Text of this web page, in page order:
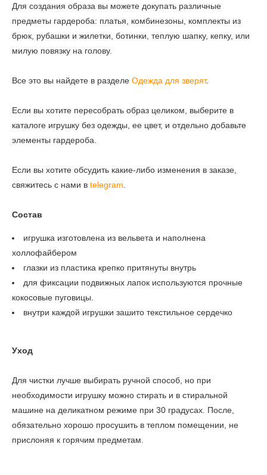
Для создания образа вы можете докупать различные
предметы гардероба: платья, комбинезоны, комплекты из
брюк, рубашки и жилетки, ботинки, теплую шапку, кепку, или
милую повязку на голову.
Все это вы найдете в разделе Одежда для зверят.
Если вы хотите пересобрать образ целиком, выберите в
каталоге игрушку без одежды, ее цвет, и отдельно добавьте
элементы гардероба.
Если вы хотите обсудить какие-либо изменения в заказе,
свяжитесь с нами в telegram
Состав
игрушка изготовлена из вельвета и наполнена
холлофайбером
глазки из пластика крепко притянуты внутрь
для фиксации подвижных лапок используются прочные
кокосовые пуговицы.
внутри каждой игрушки зашито текстильное сердечко
Уход
Для чистки лучше выбирать ручной способ, но при
необходимости игрушку можно стирать и в стиральной
машине на деликатном режиме при 30 градусах. После,
обязательно хорошо просушить в теплом помещении, не
прислоняя к горячим предметам.